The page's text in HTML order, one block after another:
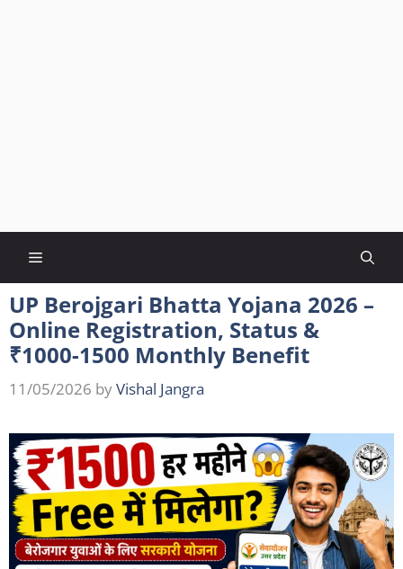
Menu
UP Berojgari Bhatta Yojana 2026 –
Online Registration, Status &
₹1000-1500 Monthly Benefit
11/05/2026 byVishal Jangra